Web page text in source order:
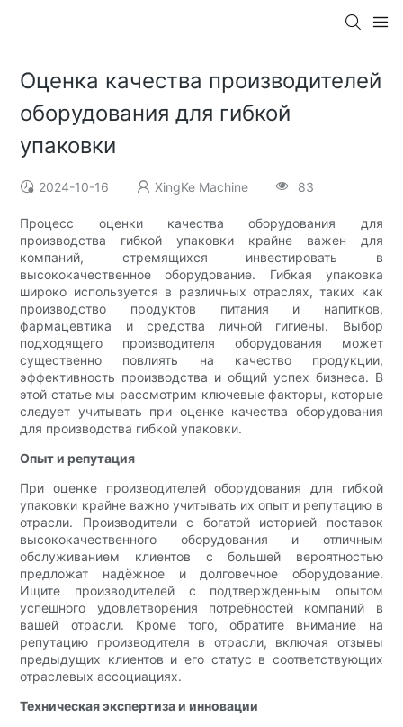
Оценка качества производителей
оборудования для гибкой
упаковки
2024-10-16 XingKe Machine 83
Процесс оценки качества оборудования для
производства гибкой упаковки крайне важен для
компаний, стремящихся инвестировать в
высококачественное оборудование. Гибкая упаковка
широко используется в различных отраслях, таких как
производство продуктов питания и напитков,
фармацевтика и средства личной гигиены. Выбор
подходящего производителя оборудования может
существенно повлиять на качество продукции,
эффективность производства и общий успех бизнеса. В
этой статье мы рассмотрим ключевые факторы, которые
следует учитывать при оценке качества оборудования
для производства гибкой упаковки.
Опыт и репутация
При оценке производителей оборудования для гибкой
упаковки крайне важно учитывать их опыт и репутацию в
отрасли. Производители с богатой историей поставок
высококачественного оборудования и отличным
обслуживанием клиентов с большей вероятностью
предложат надёжное и долговечное оборудование.
Ищите производителей с подтвержденным опытом
успешного удовлетворения потребностей компаний в
вашей отрасли. Кроме того, обратите внимание на
репутацию производителя в отрасли, включая отзывы
предыдущих клиентов и его статус в соответствующих
отраслевых ассоциациях.
Техническая экспертиза и инновации